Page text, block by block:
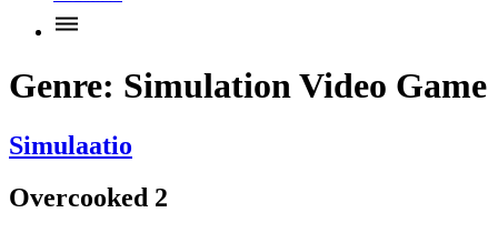
Genre: Simulation Video Game
Simulaatio
Overcooked 2